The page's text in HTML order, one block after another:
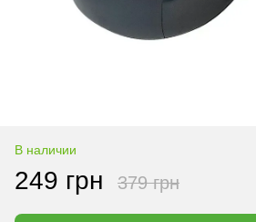
В наличии
249 грн 379 грн